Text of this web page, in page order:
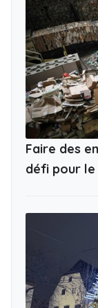
Faire des
défi pour